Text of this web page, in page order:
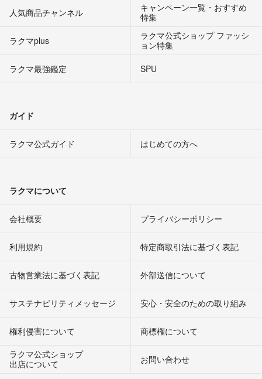
人気商品チャンネル
キャンペーン一覧・おすすめ
特集
ラクマplus
ラクマ公式ショップ ファッシ
ョン特集
ラクマ最強鑑定
SPU
ガイド
ラクマ公式ガイド はじめての方へ
ラクマについて
会社概要 プライバシーポリシー
利用規約 特定商取引法に基づく表記
古物営業法に基づく表記 外部送信について
サステナビリティメッセージ 安心・安全のための取り組み
権利侵害について
商標権について
ラクマ公式ショップ
出店について
お問い合わせ